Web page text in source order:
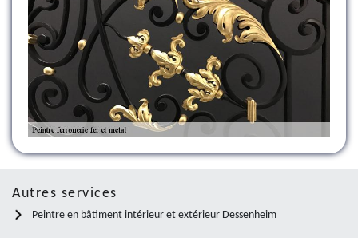
Autres services
Peintre en bâtiment intérieur et extérieur Dessenheim